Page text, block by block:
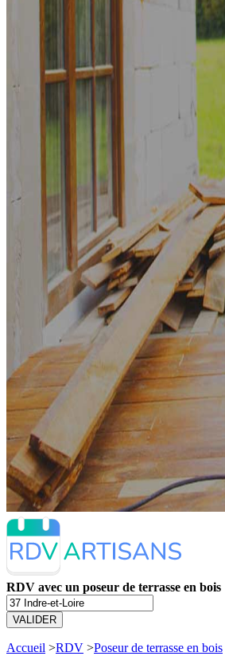
RDV avec un poseur de terrasse en bois
VALIDER
Accueil >RDV >Poseur de terrasse en bois